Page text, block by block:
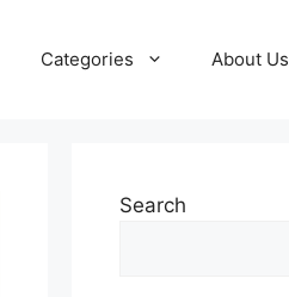
Categories About Us
Search